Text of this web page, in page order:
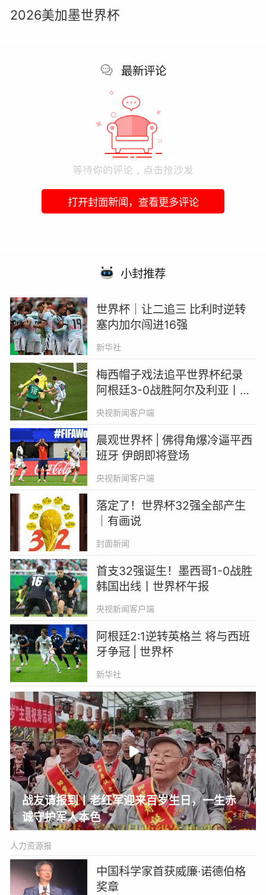
2026美加墨世界杯
最新评论
打开封面新闻，查看更多评论
小封推荐
世界杯｜让二追三 比利时逆转
塞内加尔闯进16强
新华社
梅西帽子戏法追平世界杯纪录
阿根廷3-0战胜阿尔及利亚丨世
界杯午报
央视新闻客户端
晨观世界杯 | 佛得角爆冷逼平西
班牙 伊朗即将登场
央视新闻客户端
落定了！世界杯32强全部产生
｜有画说
封面新闻
首支32强诞生！墨西哥1-0战胜
韩国出线丨世界杯午报
央视新闻客户端
阿根廷2:1逆转英格兰 将与西班
牙争冠 | 世界杯
新华社
战友请报到丨老红军迎来百岁生日，一生赤
诚守护军人本色
人力资源报
中国科学家首获威廉·诺德伯格
奖章